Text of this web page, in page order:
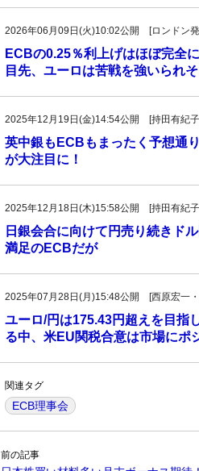
2026年06月09日(火)10:02公開 [ロンドン
ECBの0.25％利上げはほぼ完全
目先、ユーロは苦戦を強いられ
2025年12月19日(金)14:54公開 [持田有紀
英中銀もECBもまったく予想通
が大注目に！
2025年12月18日(木)15:58公開 [持田有紀
日銀会合に向けて円売り続きド
満足のECBだが
2025年07月28日(月)15:48公開 [西原宏一
ユーロ/円は175.43円超えを目指
る中、米EU関税合意は市場に
関連タグ
ECB理事会
前の記事